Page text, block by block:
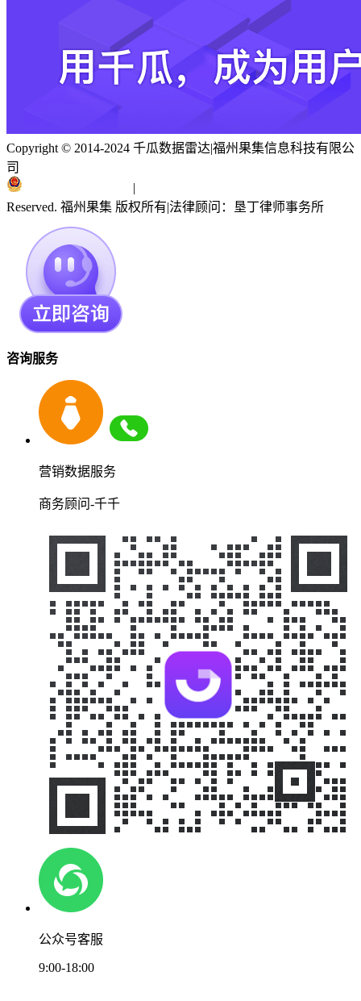
Copyright © 2014-2024 千瓜数据雷达|福州果集信息科技有限公
司
|
Reserved. 福州果集 版权所有|法律顾问：垦丁律师事务所
咨询服务
营销数据服务
商务顾问-千千
公众号客服
9:00-18:00